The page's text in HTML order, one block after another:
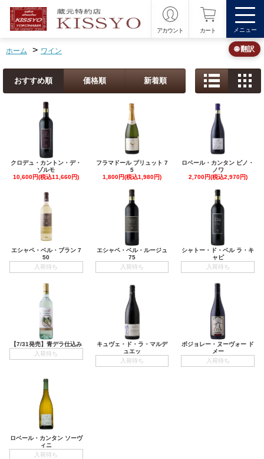
アカウント カート メニュー
ホーム > ワイン
おすすめ順 価格順 新着順
クロデュ・カントン・デ・
ゾルモ
10,600円(税込11,660円)
フラマドール ブリュット 7
5
1,800円(税込1,980円)
ロベール・カンタン ピノ・
ノワ
2,700円(税込2,970円)
エシャペ・ベル・ブラン 7
50
入荷待ち
エシャペ・ベル・ルージュ
75
入荷待ち
シャトー・ド・ベル ラ・キ
ャピ
入荷待ち
【7/31発売】青デラ仕込み
入荷待ち
キュヴェ・ド・ラ・マルデ
ュエッ
入荷待ち
ボジョレー・ヌーヴォー ド
メー
入荷待ち
ロベール・カンタン ソーヴ
ィニ
入荷待ち
🌐 翻訳